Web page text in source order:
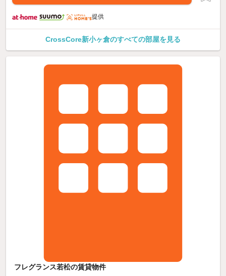
提供
CrossCore新小ヶ倉のすべての部屋を見る
フレグランス若松の賃貸物件